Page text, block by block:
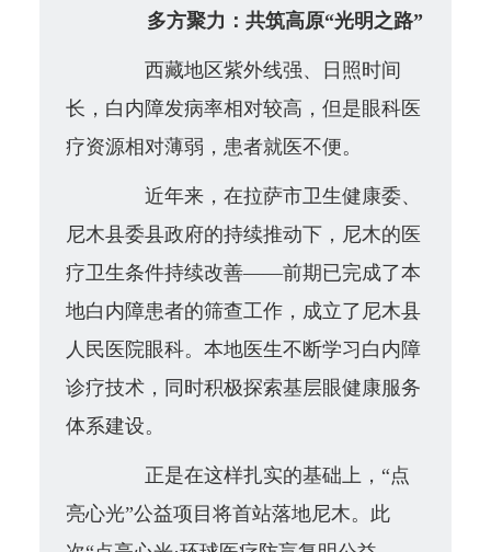
多方聚力：共筑高原“光明之路”
西藏地区紫外线强、日照时间
长，白内障发病率相对较高，但是眼科医
疗资源相对薄弱，患者就医不便。
近年来，在拉萨市卫生健康委、
尼木县委县政府的持续推动下，尼木的医
疗卫生条件持续改善——前期已完成了本
地白内障患者的筛查工作，成立了尼木县
人民医院眼科。本地医生不断学习白内障
诊疗技术，同时积极探索基层眼健康服务
体系建设。
正是在这样扎实的基础上，“点
亮心光”公益项目将首站落地尼木。 此